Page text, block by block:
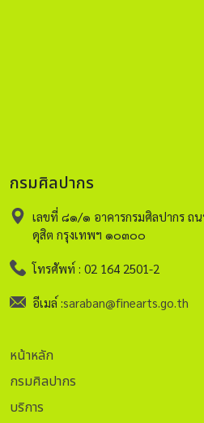
การร่วมรับประทานอาหารของแขกผู้ม
ด้วยอาหารพื้นบ้านอีสานรสเลิศ เช่น
ดนตรีพื้นบ้านหรือหมอลำเพื่อเพิ่มค
งานมักเต็มไปด้วยความเอื้อเฟื้อเผื่อ
มารวมตัวกันช่วยงาน ทั้งเรื่องการทำ
เป็นการขยายครอบครัวให้ใหญ่โตแล
ของอัตลักษณ์พื้นบ้านอีสาน ที่ผสมผส
ความศักดิ์สิทธิ์ได้อย่างลงตัว การร่ว
อันเปี่ยมเสน่ห์นี้สู่สายตาคนรุ่นใหม่ ไ
ท้องถิ่นยังคงมีชีวิตชีวา แต่ยังช่วยส่ง
กรมศิลปากร
เลขที่ ๘๑/๑ อาคารกรมศิลปากร ถ
ดุสิต กรุงเทพฯ ๑๐๓๐๐
โทรศัพท์ : 02 164 2501-2
อีเมล์ :saraban@finearts.go.th
หน้าหลัก
กรมศิลปากร
บริการ